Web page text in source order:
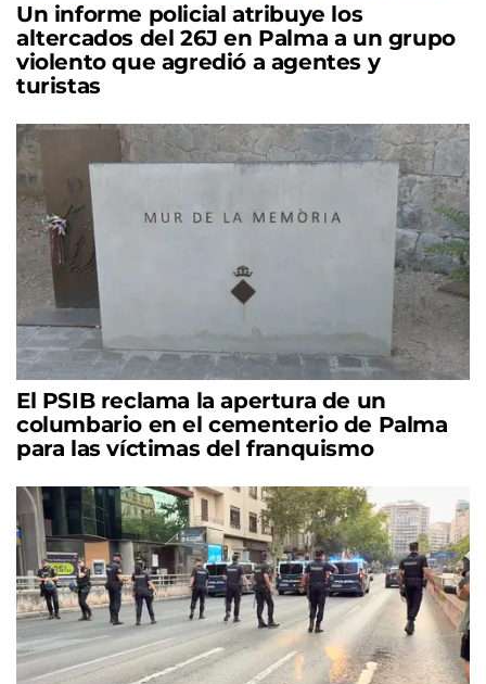
Un informe policial atribuye los
altercados del 26J en Palma a un grupo
violento que agredió a agentes y
turistas
El PSIB reclama la apertura de un
columbario en el cementerio de Palma
para las víctimas del franquismo